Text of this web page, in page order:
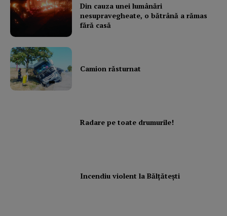
Din cauza unei lumânări
nesupravegheate, o bătrână a rămas
fără casă
Camion răsturnat
Radare pe toate drumurile!
Incendiu violent la Bălţăteşti